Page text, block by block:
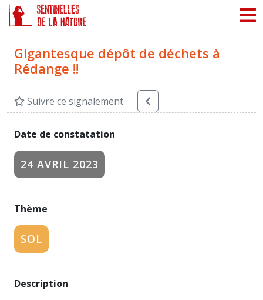
Gigantesque dépôt de déchets à
Rédange !!
Suivre ce signalement
Date de constatation
24 AVRIL 2023
Thème
SOL
Description
Panneau de gestion des cookies